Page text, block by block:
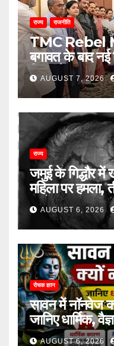
राज्य राजनीति
TMC Rebel
बगावत के बाद
विलय के बावजूद
भाजपा को लेकर
AUGUST 7, 2026
राज्य
जमुई के गिद्धौर
महिला पर हमला,
आरोप
AUGUST 6, 2026
रोचक ज्ञान
सावन में नॉनवेज
जानिए धार्मिक,
कारण..
AUGUST 6, 2026